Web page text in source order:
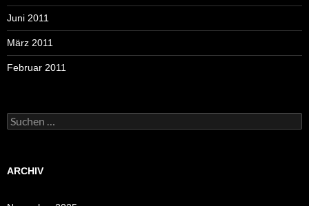
Juni 2011
März 2011
Februar 2011
Suchen
nach:
ARCHIV